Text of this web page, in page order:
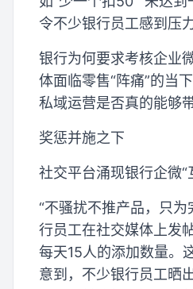
令不少银行员工感到压
银行为何要求考核企业
体面临零售“阵痛”的当
私域运营是否真的能够
奖惩并施之下
社交平台涌现银行企微“
“不骚扰不推产品，只
行员工在社交媒体上发
每天15人的添加数量。
意到，不少银行员工晒